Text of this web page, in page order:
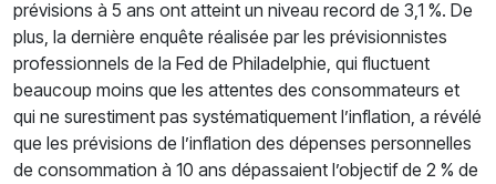
prévisions à 5 ans ont atteint un niveau record de 3,1 %. De
plus, la dernière enquête réalisée par les prévisionnistes
professionnels de la Fed de Philadelphie, qui fluctuent
beaucoup moins que les attentes des consommateurs et
qui ne surestiment pas systématiquement l’inflation, a révélé
que les prévisions de l’inflation des dépenses personnelles
de consommation à 10 ans dépassaient l’objectif de 2 % de